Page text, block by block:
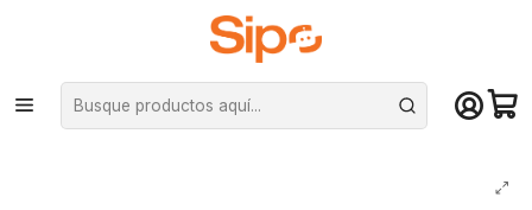
¡Compra hasta mediodía y recibe hoy! De lunes a sábado en el gran
Santiago. Envío gratis desde $29.990
Inicio Componentes PC Placas Madre AMD AM4
Placa Madre Asus PRIME A520M-K/CSM AM4 DDR4, mATX Dual Chanel